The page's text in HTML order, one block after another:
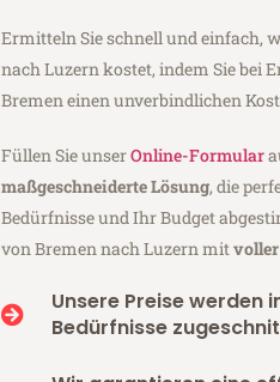
Ermitteln Sie schnell und einfach,
nach Luzern kostet, indem Sie bei
Bremen einen unverbindlichen
Füllen Sie unserOnline-Formular
maßgeschneiderte Lösung, die
Bedürfnisse und Ihr Budget
von Bremen nach Luzern mit
Unsere Preise werden
Bedürfnisse